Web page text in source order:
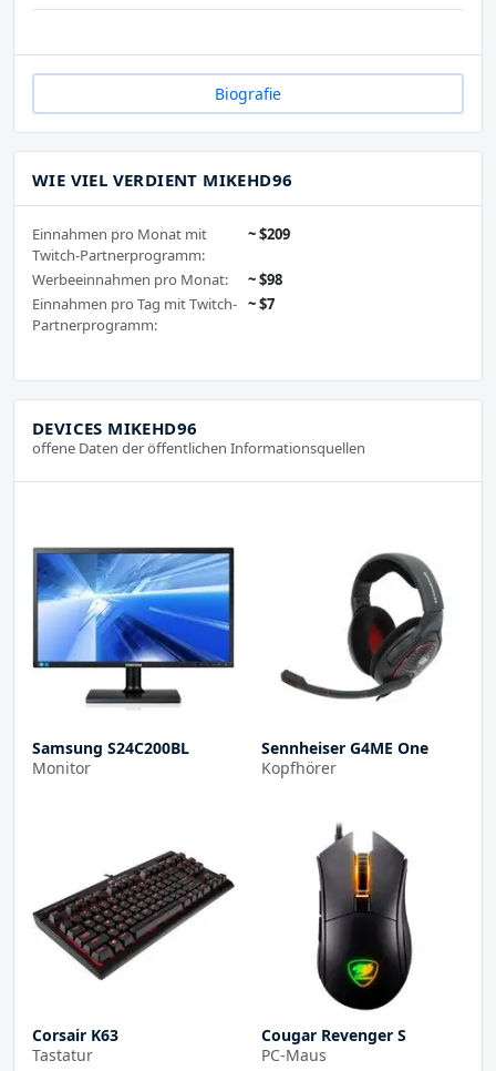
Biografie
WIE VIEL VERDIENT MIKEHD96
Einnahmen pro Monat mit
Twitch-Partnerprogramm:
~ $209
Werbeeinnahmen pro Monat:
~ $98
Einnahmen pro Tag mit Twitch-
Partnerprogramm:
~ $7
DEVICES MIKEHD96
offene Daten der öffentlichen Informationsquellen
Samsung S24C200BL
Monitor
Sennheiser G4ME One
Kopfhörer
Corsair K63
Tastatur
Cougar Revenger S
PC-Maus